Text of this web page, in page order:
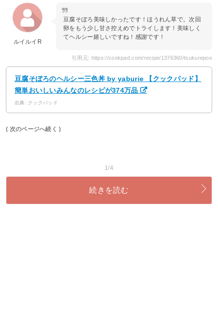
ルイルイR
豆腐そぼろ美味しかったです！ほうれん草で。次回
卵をもう少し甘さ控えめでトライします！美味しく
てヘルシー嬉しいですね！感謝です！
引用元: https://cookpad.com/recipe/1376360/tsukurepos
豆腐そぼろのヘルシー三色丼 by yaburie 【クックパッド】
簡単おいしいみんなのレシピが374万品
出典: クックパッド
( 次のページへ続く )
1/4
続きを読む